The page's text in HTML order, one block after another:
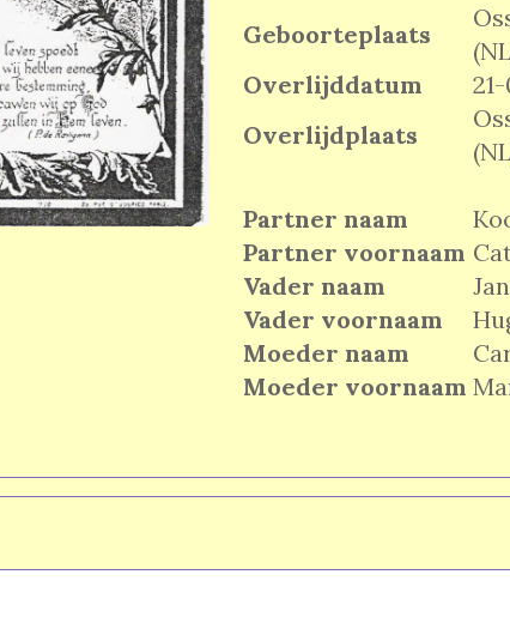
Geboorteplaats
Overlijddatum
21-
Overlijdplaats
Partner naam
Partner voornaam
Vader naam
Vader voornaam
Moeder naam
Moeder voornaam